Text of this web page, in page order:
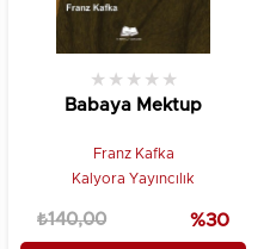
Babaya Mektup
★ ★ ★ ★ ★
Franz Kafka
Kalyora Yayıncılık
₺140,00 %30